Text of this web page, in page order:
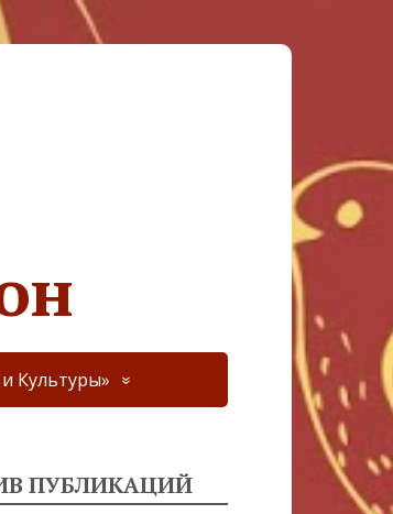
Культуры»
ПУБЛИКАЦИЙ